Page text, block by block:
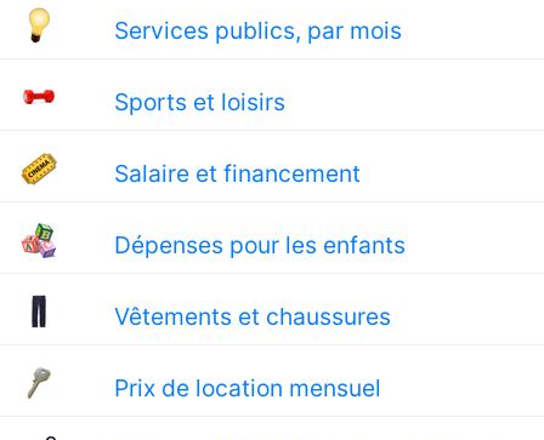
Services publics, par mois
Sports et loisirs
Salaire et financement
Dépenses pour les enfants
Vêtements et chaussures
Prix de location mensuel